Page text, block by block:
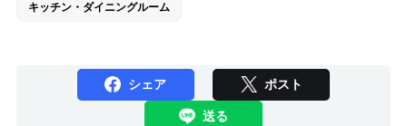
キッチン・ダイニングルーム
シェア ポスト
送る